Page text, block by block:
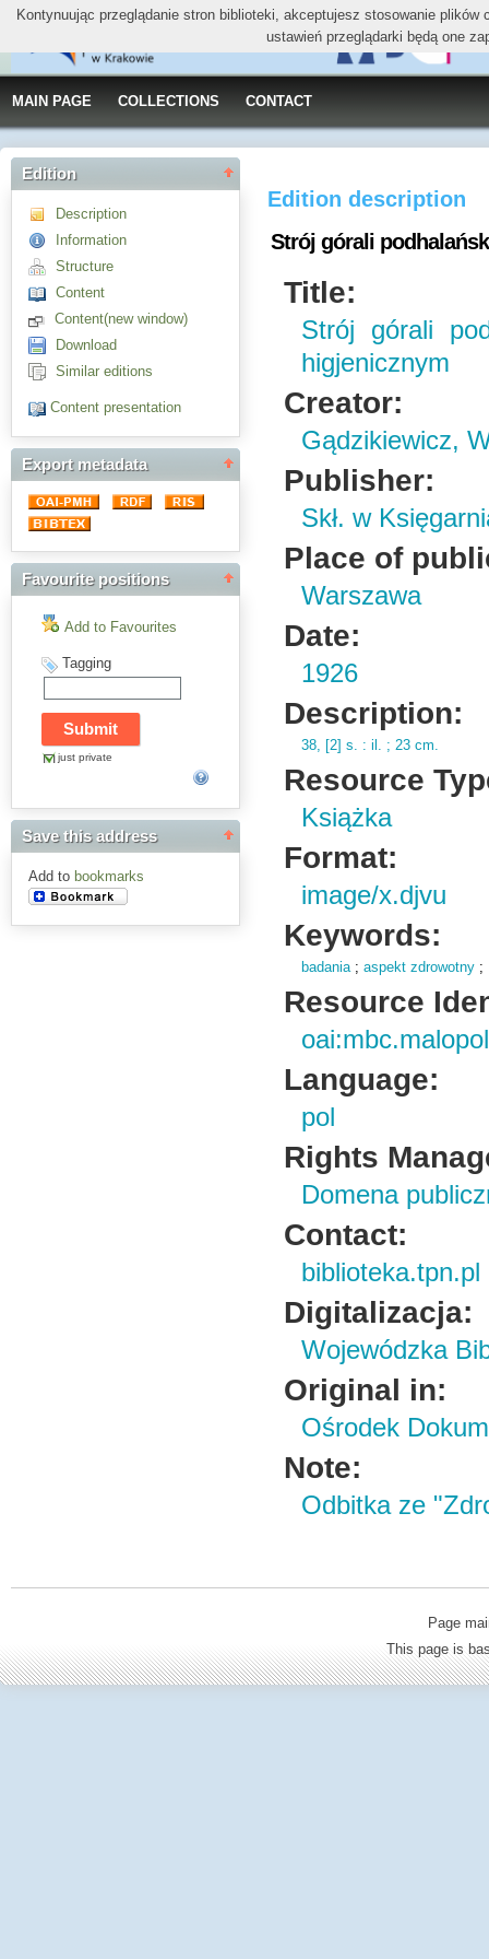
MAIN PAGE COLLECTIONS CONTACT
Edition
Description
Information
Structure
Content
Content(new window)
Download
Similar editions
Content presentation
Export metadata
Favourite positions
Add to Favourites
Tagging
just private
Save this address
Add to bookmarks
Edition description
Strój górali
Title:
Strój górali
higjenicznym
Creator:
Gądzikiewicz,
Publisher:
Skł. w
Place of
Warszawa
Date:
1926
Description:
38, [2] s. : il. ; 23 cm.
Resource
Książka
Format:
image/x.djvu
Keywords:
badania;aspekt zdrowotny ;
Resource
Language:
pol
Rights
Domena
Contact:
biblioteka.tpn.pl
Digitalizacja:
Wojewódzka
Original in:
Ośrodek
Note:
Odbitka ze
Page
This page is
Kontynuując przeglądanie stron biblioteki, akceptujesz stosowanie
ustawień przeglądarki będą one